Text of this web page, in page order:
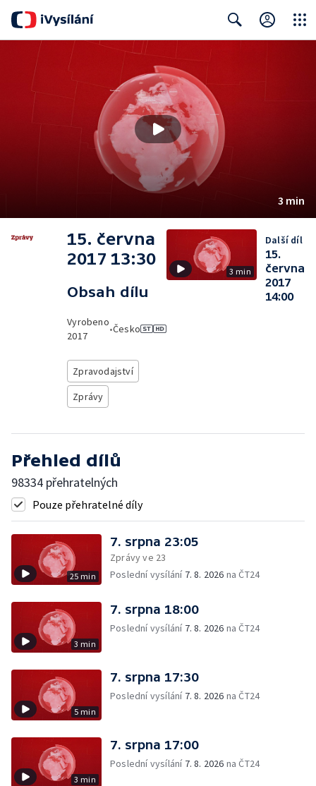
3 min
15. června
2017 13:30
Obsah dílu
Vyrobeno
2017
•Česko
Zpravodajství
Zprávy
3 min
Další díl
15.
června
2017
14:00
Přehled dílů
98334 přehratelných
Pouze přehratelné díly
25 min
7. srpna 23:05
Zprávy ve 23
Poslední vysílání 7. 8. 2026 na ČT24
3 min
7. srpna 18:00
Poslední vysílání 7. 8. 2026 na ČT24
5 min
7. srpna 17:30
Poslední vysílání 7. 8. 2026 na ČT24
3 min
7. srpna 17:00
Poslední vysílání 7. 8. 2026 na ČT24